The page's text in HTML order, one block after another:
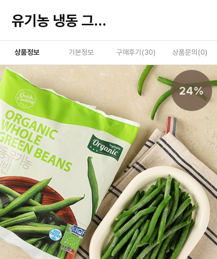
유기농 냉동 그린빈 600g
상품정보 기본정보 구매후기(30) 상품문의(0)
24%